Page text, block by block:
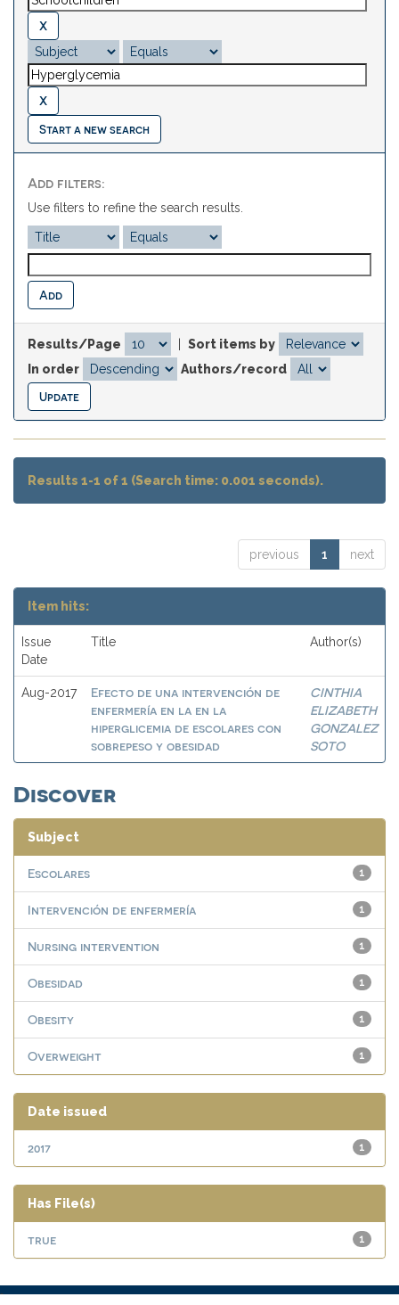
Start a new search
Add filters:
Use filters to refine the search results.
Results/Page
Sort items by
In order
Authors/record
Results 1-1 of 1 (Search time: 0.001 seconds).
previous 1 next
Item hits:
Issue
Date
Title Author(s)
Aug-2017
Efecto de una intervención de
enfermería en la en la
hiperglicemia de escolares con
sobrepeso y obesidad
CINTHIA
ELIZABETH
GONZALEZ
SOTO
Discover
Subject
1
Escolares
1
Intervención de enfermería
1
Nursing intervention
1
Obesidad
1
Obesity
1
Overweight
Date issued
1
2017
Has File(s)
1
true